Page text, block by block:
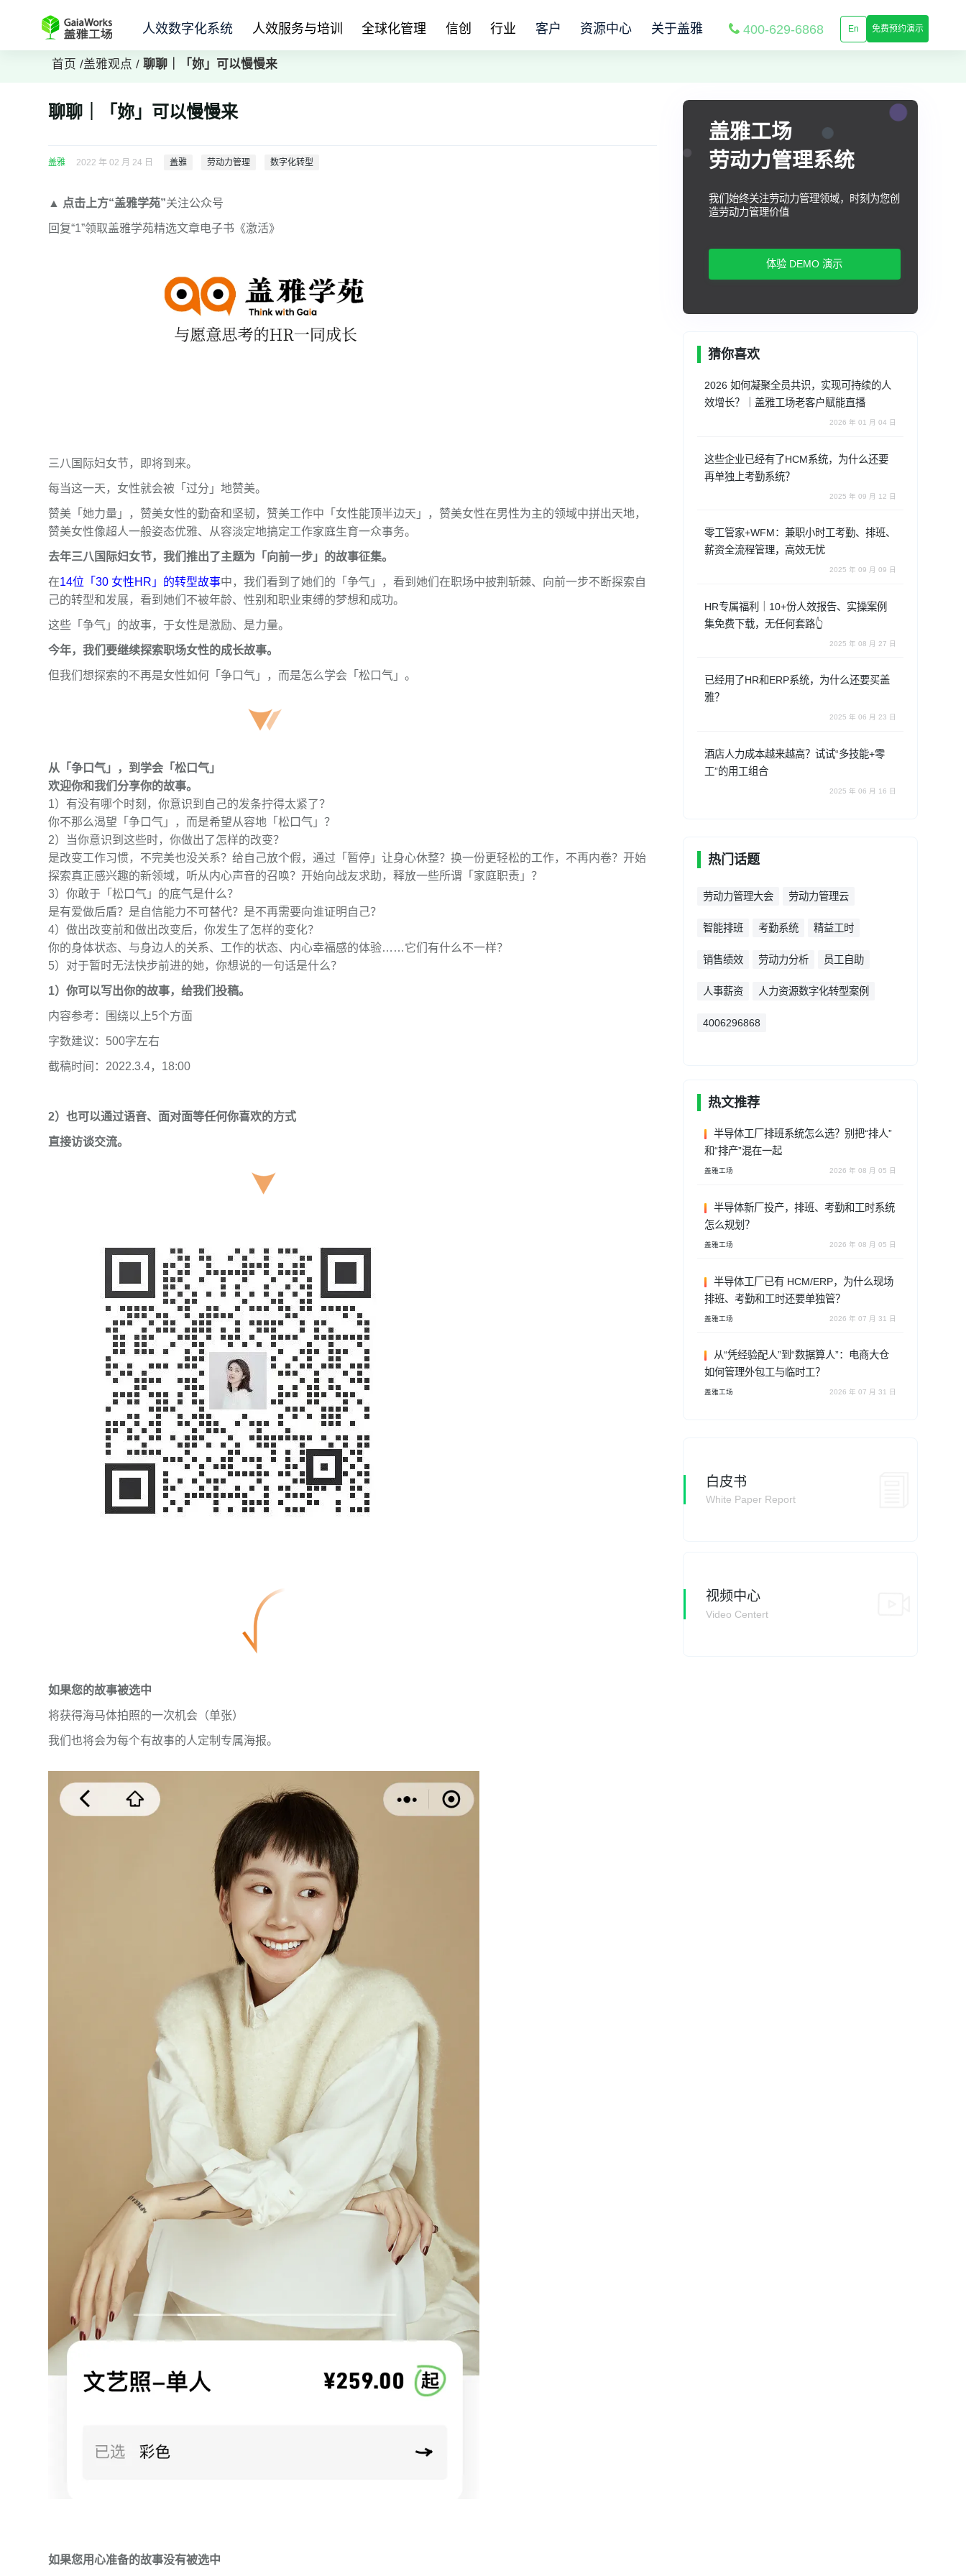
人效数字化系统 人效服务与培训 全球化管理 信创 行业 客户 资源中心 关于盖雅 400-629-6868 En 免费预约演示
首页 /盖雅观点 / 聊聊｜「妳」可以慢慢来
聊聊｜「妳」可以慢慢来
盖雅 2022 年 02 月 24 日 盖雅 劳动力管理 数字化转型
▲ 点击上方“盖雅学苑”关注公众号
回复“1”领取盖雅学苑精选文章电子书 《激活》
三八国际妇女节，即将到来。
每当这一天，女性就会被「过分」地赞美。
赞美「她力量」，赞美女性的勤奋和坚韧，赞美工作中「女性能顶半边天」，赞美女性在男性为主的领域中拼出天地，
赞美女性像超人一般姿态优雅、从容淡定地搞定工作家庭生育一众事务。
去年三八国际妇女节，我们推出了主题为「向前一步」的故事征集。
在14位「30 女性HR」的转型故事中，我们看到了她们的「争气」，看到她们在职场中披荆斩棘、向前一步不断探索自
己的转型和发展，看到她们不被年龄、性别和职业束缚的梦想和成功。
这些「争气」的故事，于女性是激励、是力量。
今年，我们要继续探索职场女性的成长故事。
但我们想探索的不再是女性如何「争口气」，而是怎么学会「松口气」。
从「争口气」，到学会「松口气」
欢迎你和我们分享你的故事。
1）有没有哪个时刻，你意识到自己的发条拧得太紧了？
你不那么渴望「争口气」，而是希望从容地「松口气」？
2）当你意识到这些时，你做出了怎样的改变？
是改变工作习惯，不完美也没关系？给自己放个假，通过「暂停」让身心休整？换一份更轻松的工作，不再内卷？开始
探索真正感兴趣的新领域，听从内心声音的召唤？开始向战友求助，释放一些所谓「家庭职责」？
3）你敢于「松口气」的底气是什么？
是有爱做后盾？是自信能力不可替代？是不再需要向谁证明自己？
4）做出改变前和做出改变后，你发生了怎样的变化？
你的身体状态、与身边人的关系、工作的状态、内心幸福感的体验……它们有什么不一样？
5）对于暂时无法快步前进的她，你想说的一句话是什么？
1）你可以写出你的故事，给我们投稿。
内容参考：围绕以上5个方面
字数建议：500字左右
截稿时间：2022.3.4，18:00
2）也可以通过语音、面对面等任何你喜欢的方式
直接访谈交流。
如果您的故事被选中
将获得海马体拍照的一次机会（单张）
我们也将会为每个有故事的人定制专属海报。
如果您用心准备的故事没有被选中
盖雅工场
劳动力管理系统
我们始终关注劳动力管理领域，时刻为您创
造劳动力管理价值
体验 DEMO 演示
猜你喜欢
2026 如何凝聚全员共识，实现可持续的人
效增长？｜盖雅工场老客户赋能直播
2026 年 01 月 04 日
这些企业已经有了HCM系统，为什么还要
再单独上考勤系统？
2025 年 09 月 12 日
零工管家+WFM：兼职小时工考勤、排班、
薪资全流程管理，高效无忧
2025 年 09 月 09 日
HR专属福利｜10+份人效报告、实操案例
集免费下载，无任何套路👆
2025 年 08 月 27 日
已经用了HR和ERP系统，为什么还要买盖
雅？
2025 年 06 月 23 日
酒店人力成本越来越高？试试“多技能+零
工”的用工组合
2025 年 06 月 16 日
热门话题
劳动力管理大会 劳动力管理云
智能排班 考勤系统 精益工时
销售绩效 劳动力分析 员工自助
人事薪资 人力资源数字化转型案例
4006296868
热文推荐
半导体工厂排班系统怎么选？别把“排人”
和“排产”混在一起
盖雅工场 2026 年 08 月 05 日
半导体新厂投产，排班、考勤和工时系统
怎么规划？
盖雅工场 2026 年 08 月 05 日
半导体工厂已有 HCM/ERP，为什么现场
排班、考勤和工时还要单独管？
盖雅工场 2026 年 07 月 31 日
从“凭经验配人”到“数据算人”：电商大仓
如何管理外包工与临时工？
盖雅工场 2026 年 07 月 31 日
白皮书
White Paper Report
视频中心
Video Centert